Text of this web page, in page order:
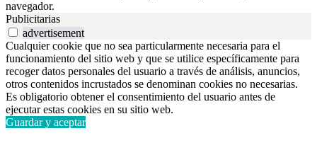
navegador.
Publicitarias
advertisement
Cualquier cookie que no sea particularmente necesaria para el
funcionamiento del sitio web y que se utilice específicamente para
recoger datos personales del usuario a través de análisis, anuncios,
otros contenidos incrustados se denominan cookies no necesarias.
Es obligatorio obtener el consentimiento del usuario antes de
ejecutar estas cookies en su sitio web.
Guardar y aceptar